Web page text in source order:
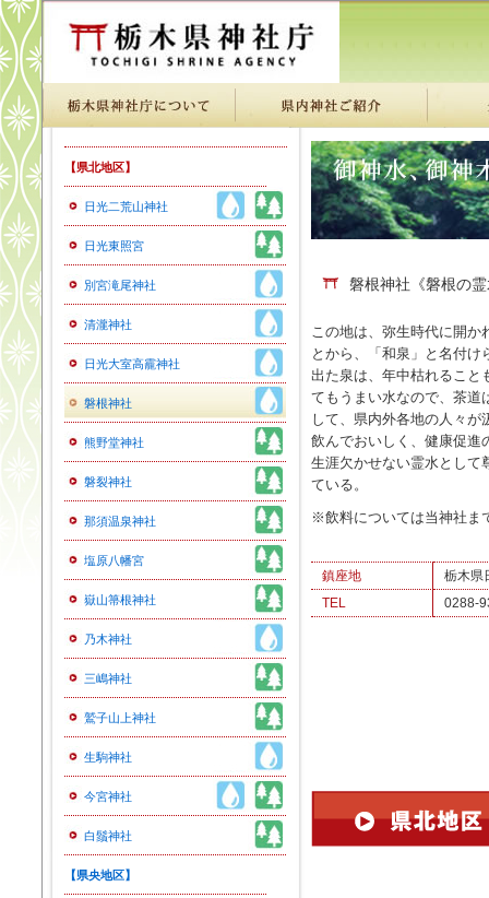
【県北地区】
日光二荒山神社
日光東照宮
別宮滝尾神社
清瀧神社
日光大室高靇神社
磐根神社
熊野堂神社
磐裂神社
那須温泉神社
塩原八幡宮
嶽山箒根神社
乃木神社
三嶋神社
鷲子山上神社
生駒神社
今宮神社
白鬚神社
【県央地区】
磐根神社《磐根の
この地は、弥生時代に開か
とから、「和泉」と名付け
出た泉は、年中枯れること
てもうまい水なので、茶道
して、県内外各地の人々が
飲んでおいしく、健康促進
生涯欠かせない霊水として
ている。
※飲料については当神社ま
鎮座地
栃木県
TEL
0288-